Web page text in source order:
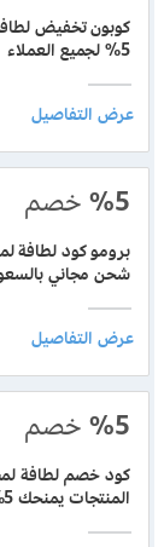
كوبون تخفيض
5% لجميع العملاء
%5 خصم
شحن مجاني
%5 خصم
كود خصم لطافة
المنتجات يمنحك 5% تخفيض